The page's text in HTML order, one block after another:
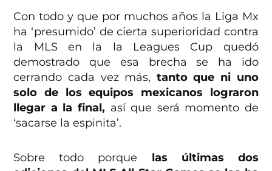
Con todo y que por muchos años la Liga Mx
ha ‘presumido’ de cierta superioridad contra
la MLS en la la Leagues Cup quedó
demostrado que esa brecha se ha ido
cerrando cada vez más, tanto que ni uno
solo de los equipos mexicanos lograron
llegar a la final, así que será momento de
‘sacarse la espinita’.
Sobre todo porque las últimas dos